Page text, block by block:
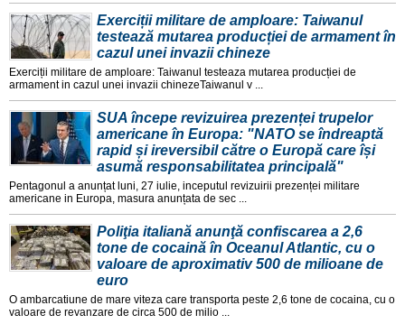
Exerciții militare de amploare: Taiwanul
testează mutarea producției de armament în
cazul unei invazii chineze
Exerciții militare de amploare: Taiwanul testeaza mutarea producției de
armament in cazul unei invazii chinezeTaiwanul v ...
SUA începe revizuirea prezenței trupelor
americane în Europa: "NATO se îndreaptă
rapid și ireversibil către o Europă care își
asumă responsabilitatea principală"
Pentagonul a anunțat luni, 27 iulie, inceputul revizuirii prezenței militare
americane in Europa, masura anunțata de sec ...
Poliţia italiană anunţă confiscarea a 2,6
tone de cocaină în Oceanul Atlantic, cu o
valoare de aproximativ 500 de milioane de
euro
O ambarcatiune de mare viteza care transporta peste 2,6 tone de cocaina, cu o
valoare de revanzare de circa 500 de milio ...